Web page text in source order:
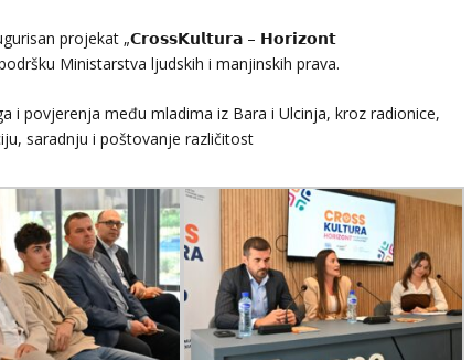
projekat „𝗖𝗿𝗼𝘀𝘀𝗞𝘂𝗹𝘁𝘂𝗿𝗮 – 𝗛𝗼𝗿𝗶𝘇𝗼𝗻𝘁
Ministarstva ljudskih i manjinskih prava.
i povjerenja među mladima iz Bara i Ulcinja, kroz radionice,
saradnju i poštovanje različitost